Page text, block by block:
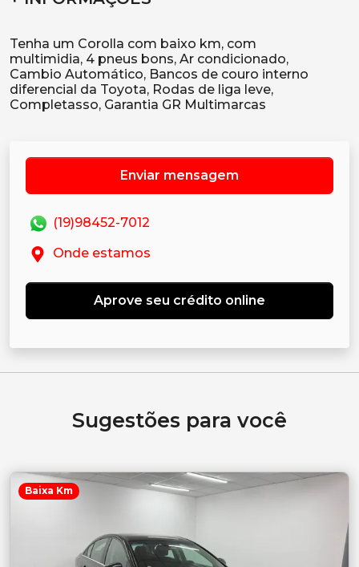
Tenha um Corolla com baixo km, com
multimidia, 4 pneus bons, Ar condicionado,
Cambio Automático, Bancos de couro interno
diferencial da Toyota, Rodas de liga leve,
Enviar mensagem
(19)98452-7012
Onde estamos
Aprove seu crédito online
Sugestões para você
Baixa Km